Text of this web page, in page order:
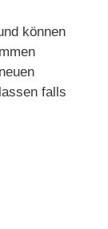
können
falls